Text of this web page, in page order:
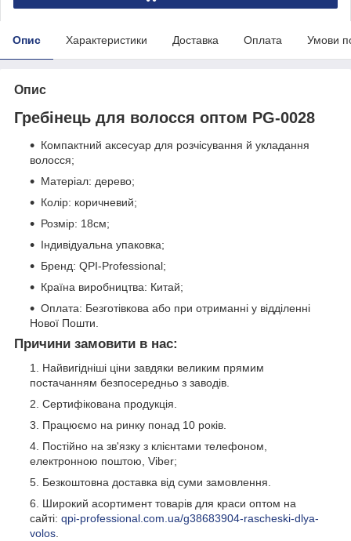
Опис Характеристики Доставка Оплата Умови
Опис
Гребінець для волосся оптом PG-0028
Компактний аксесуар для розчісування й укладання
волосся;
Матеріал: дерево;
Колір: коричневий;
Розмір: 18см;
Індивідуальна упаковка;
Бренд: QPI-Professional;
Країна виробництва: Китай;
Оплата: Безготівкова або при отриманні у відділенні
Нової Пошти.
Причини замовити в нас:
Найвигідніші ціни завдяки великим прямим
постачанням безпосередньо з заводів.
Сертифікована продукція.
Працюємо на ринку понад 10 років.
Постійно на зв'язку з клієнтами телефоном,
електронною поштою, Viber;
Безкоштовна доставка від суми замовлення.
Широкий асортимент товарів для краси оптом на
сайті: qpi-professional.com.ua/g38683904-rascheski-dlya-
volos.